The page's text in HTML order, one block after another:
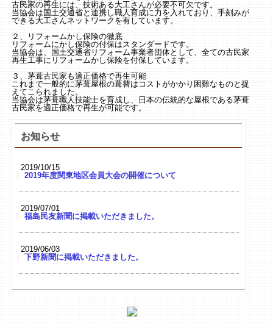
古民家の再生には、技術ある大工さんが必要不可欠です。
当協会は国土交通省と連携し職人育成に力を入れており、手刻みが
できる大工さんネットワークを有しています。
２、リフォームかし保険の徹底
リフォームにかし保険の付保はスタンダードです。
当協会は、国土交通省リフォーム事業者団体として、全ての古民家
再生工事にリフォームかし保険を付保しています。
３、茅葺古民家も適正価格で再生可能
これまで一般的に茅葺屋根の葺替はコストがかかり困難なものと捉
えてこられました。
当協会は茅葺職人技能士を育成し、日本の伝統的な屋根である茅葺
古民家を適正価格で再生が可能です。
お知らせ
2019/10/15
2019年度関東地区会員大会の開催について
2019/07/01
福島民友新聞に掲載いただきました。
2019/06/03
下野新聞に掲載いただきました。